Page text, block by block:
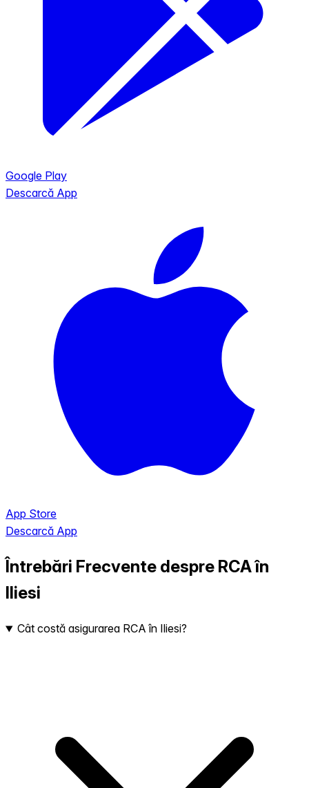
Google Play
Descarcă App
App Store
Descarcă App
Întrebări Frecvente despre RCA în
Iliesi
Cât costă asigurarea RCA în Iliesi?